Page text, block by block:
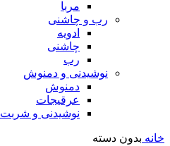
مربا
رب و چاشنی
ادویه
چاشنی
رب
نوشیدنی و دمنوش
دمنوش
عرقیجات
نوشیدنی و شربت
خانه بدون دسته